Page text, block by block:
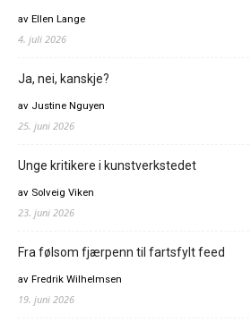
av Ellen Lange
4. juli 2026
Ja, nei, kanskje?
av Justine Nguyen
25. juni 2026
Unge kritikere i kunstverkstedet
av Solveig Viken
23. juni 2026
Fra følsom fjærpenn til fartsfylt feed
av Fredrik Wilhelmsen
19. juni 2026